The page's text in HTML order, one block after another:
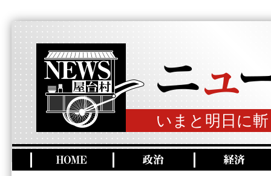
いまと明日に